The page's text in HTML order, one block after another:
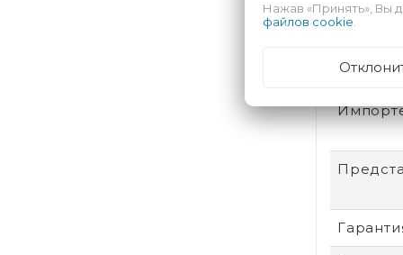
Нажав «Принять», Вы
файлов cookie